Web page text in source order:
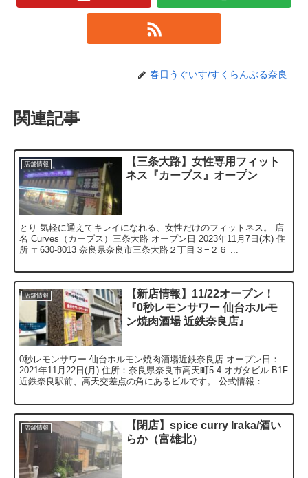
春日うぐいす/すくらんぶる奈良
関連記事
店舗情報
【三条大路】女性専用フィット
ネス『カーブス』オープン
とり 気軽に通えてキレイになれる、女性だけのフィットネス。 店
名 Curves（カーブス）三条大路 オープン日 2023年11月7日(木) 住
所 〒630-8013 奈良県奈良市三条大路２丁目３−２６ ...
店舗情報
【新店情報】11/22オープン！
『0秒レモンサワー 仙台ホルモ
ン焼肉酒場 近鉄奈良店』
0秒レモンサワー 仙台ホルモン焼肉酒場近鉄奈良店 オープン日：
2021年11月22日(月) 住所：奈良県奈良市高天町5-4 オガタビル B1F
近鉄奈良駅前、高天交差点の角にあるビルです。 公式情報： ...
店舗情報
【閉店】spice curry Iraka/酒い
らか（富雄北）